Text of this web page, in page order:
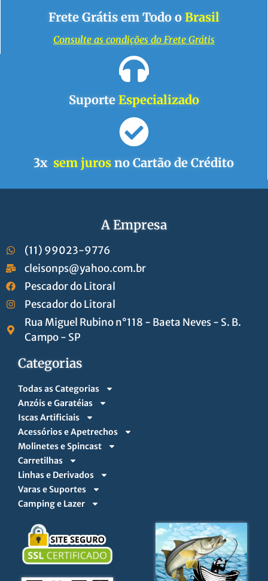
Frete Grátis em Todo o Brasil
Consulte as condições do Frete Grátis
Suporte Especializado
3x sem juros no Cartão de Crédito
A Empresa
(11) 99023-9776
cleisonps@yahoo.com.br
Pescador do Litoral
Pescador do Litoral
Rua Miguel Rubino n°118 - Baeta Neves - S. B.
Campo - SP
Categorias
Todas as Categorias
Anzóis e Garatéias
Iscas Artificiais
Acessórios e Apetrechos
Molinetes e Spincast
Carretilhas
Linhas e Derivados
Varas e Suportes
Camping e Lazer